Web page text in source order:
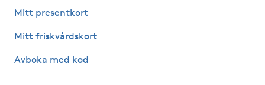
Hollywood Peel
Mitt presentkort
Mitt friskvårdskort
Avboka med kod